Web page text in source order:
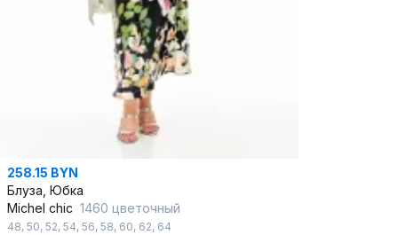
258.15 BYN
Блуза, Юбка
Michel chic 1460 цветочный
48, 50, 52, 54, 56, 58, 60, 62, 64